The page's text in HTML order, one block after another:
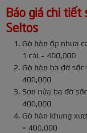
Báo giá chi tiết
Seltos
Gò hàn ốp nhựa
1 cái = 400,000
Gò hàn ba đờ
400,000
Sơn nửa ba đờ
400,000
Gò hàn khung
= 400,000